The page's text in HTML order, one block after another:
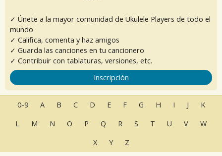
✓ Únete a la mayor comunidad de Ukulele Players de todo el
mundo
✓ Califica, comenta y haz amigos
✓ Guarda las canciones en tu cancionero
✓ Contribuir con tablaturas, versiones, etc.
Inscripción
0-9 A B C D E F G H I J
K
L
M N O P Q R S T U V
W
X
Y Z